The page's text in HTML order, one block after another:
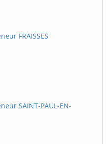
FRAISSES
SAINT-PAUL-EN-